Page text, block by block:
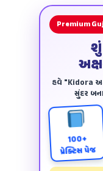
Premium
શું
હવે "Kidora
સુંદર
100+
પ્રેક્ટિસ પેજ